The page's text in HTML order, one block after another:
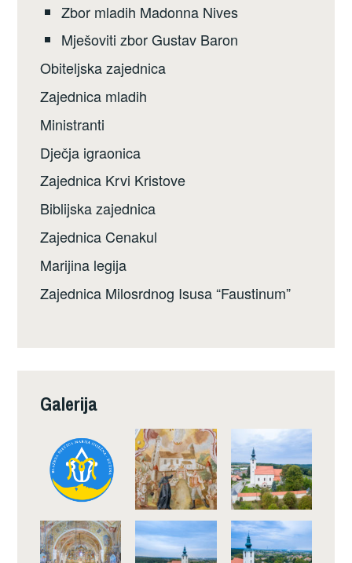
Zbor mladih Madonna Nives
Mješoviti zbor Gustav Baron
Obiteljska zajednica
Zajednica mladih
Ministranti
Dječja igraonica
Zajednica Krvi Kristove
Biblijska zajednica
Zajednica Cenakul
Marijina legija
Zajednica Milosrdnog Isusa “Faustinum”
Galerija